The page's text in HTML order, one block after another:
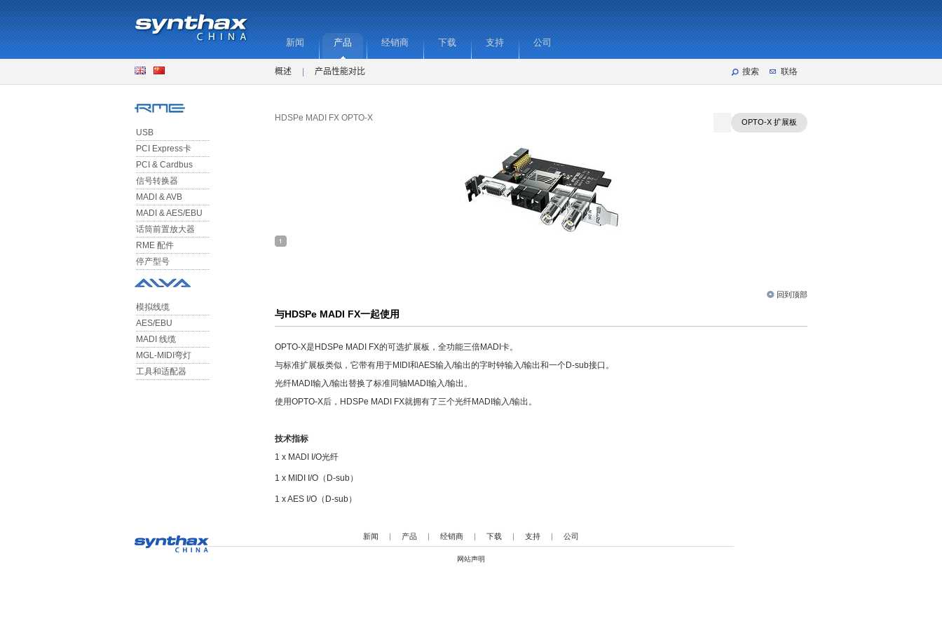
新闻 产品 经销商 下载 支持 公司
搜索 联络
概述 产品性能对比
USB
PCI Express卡
PCI & Cardbus
信号转换器
MADI & AVB
MADI & AES/EBU
话筒前置放大器
RME 配件
停产型号
模拟线缆
AES/EBU
MADI 线缆
MGL-MIDI弯灯
工具和适配器
HDSPe MADI FX OPTO-X OPTO-X 扩展板
回到顶部
与HDSPe MADI FX一起使用
OPTO-X是HDSPe MADI FX的可选扩展板，全功能三倍MADI卡。
与标准扩展板类似，它带有用于MIDI和AES输入/输出的字时钟输入/输出和一个D-sub接口。
光纤MADI输入/输出替换了标准同轴MADI输入/输出。
使用OPTO-X后，HDSPe MADI FX就拥有了三个光纤MADI输入/输出。
技术指标
1 x MADI I/O光纤
1 x MIDI I/O（D-sub）
1 x AES I/O（D-sub）
新闻 | 产品 | 经销商 | 下载 | 支持 | 公司
网站声明